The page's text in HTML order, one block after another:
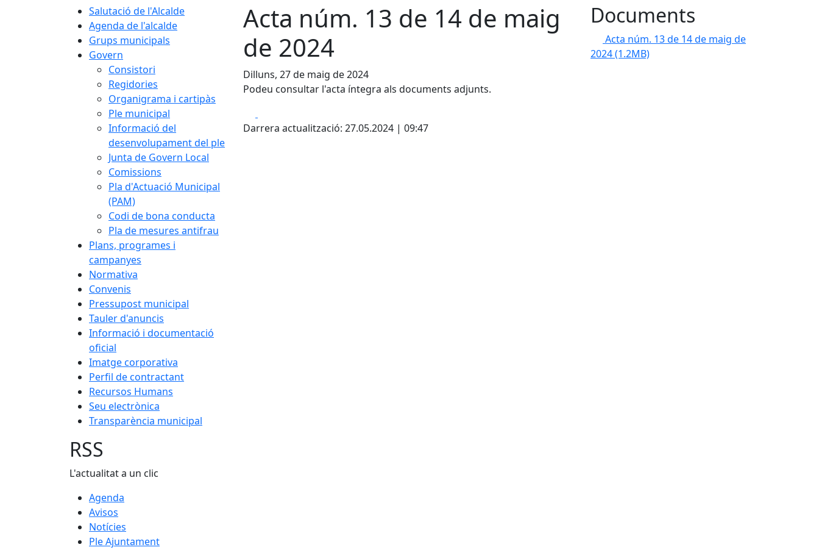
Salutació de l'Alcalde
Agenda de l'alcalde
Grups municipals
Govern
Consistori
Regidories
Organigrama i cartipàs
Ple municipal
Informació del
desenvolupament del ple
Junta de Govern Local
Comissions
Pla d'Actuació Municipal
(PAM)
Codi de bona conducta
Pla de mesures antifrau
Plans, programes i
campanyes
Normativa
Convenis
Pressupost municipal
Tauler d'anuncis
Informació i documentació
oficial
Imatge corporativa
Perfil de contractant
Recursos Humans
Seu electrònica
Transparència municipal
Acta núm. 13 de 14 de maig
de 2024
Dilluns, 27 de maig de 2024
Podeu consultar l'acta íntegra als documents adjunts.
Darrera actualització: 27.05.2024 | 09:47
Documents
Acta núm. 13 de 14 de maig de
2024(1.2MB)
RSS
L'actualitat a un clic
Agenda
Avisos
Notícies
Ple Ajuntament